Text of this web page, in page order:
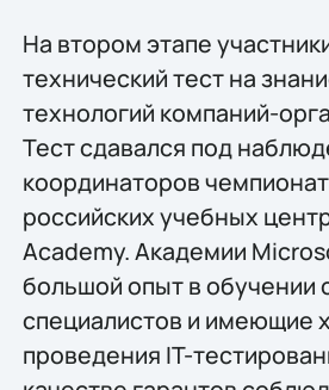
На втором этапе
технический тест на
технологий компаний-
Тест сдавался под
координаторов
российских учебных
Academy. Академии
большой опыт в обучении
специалистов и имеющие
проведения IT-